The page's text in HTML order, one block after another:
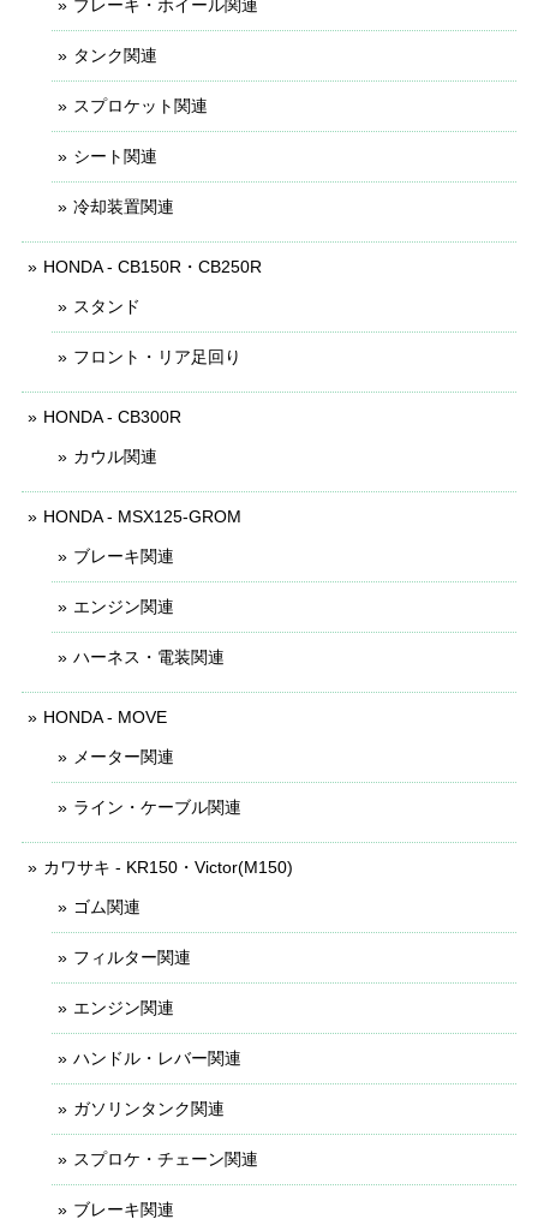
ブレーキ・ホイール関連
タンク関連
スプロケット関連
シート関連
冷却装置関連
HONDA - CB150R・CB250R
スタンド
フロント・リア足回り
HONDA - CB300R
カウル関連
HONDA - MSX125-GROM
ブレーキ関連
エンジン関連
ハーネス・電装関連
HONDA - MOVE
メーター関連
ライン・ケーブル関連
カワサキ - KR150・Victor(M150)
ゴム関連
フィルター関連
エンジン関連
ハンドル・レバー関連
ガソリンタンク関連
スプロケ・チェーン関連
ブレーキ関連